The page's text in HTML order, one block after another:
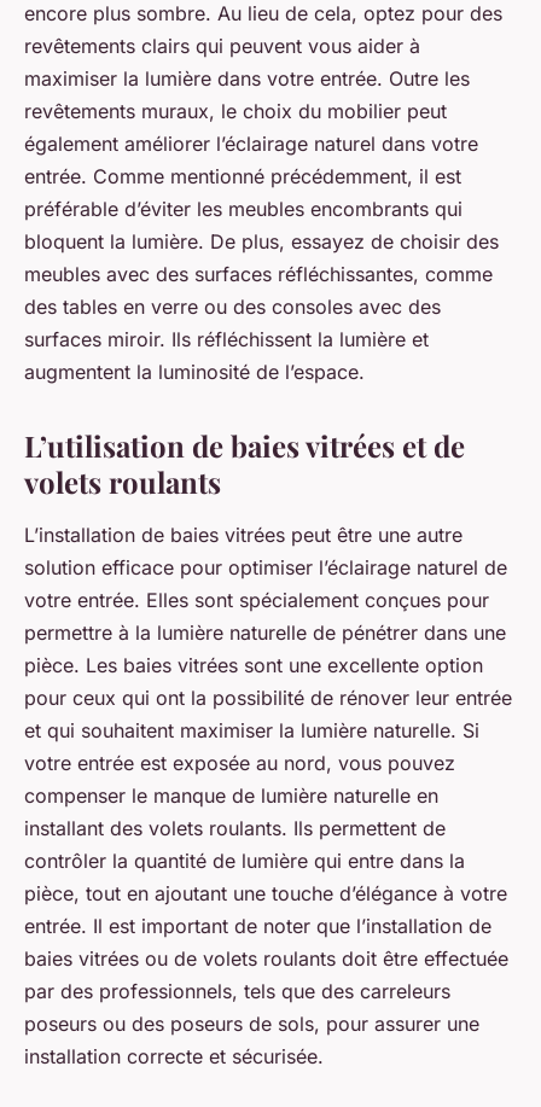
encore plus sombre. Au lieu de cela, optez pour des
revêtements clairs qui peuvent vous aider à
maximiser la lumière dans votre entrée. Outre les
revêtements muraux, le choix du mobilier peut
également améliorer l’éclairage naturel dans votre
entrée. Comme mentionné précédemment, il est
préférable d’éviter les meubles encombrants qui
bloquent la lumière. De plus, essayez de choisir des
meubles avec des surfaces réfléchissantes, comme
des tables en verre ou des consoles avec des
surfaces miroir. Ils réfléchissent la lumière et
augmentent la luminosité de l’espace.
L’utilisation de baies vitrées et de
volets roulants
L’installation de baies vitrées peut être une autre
solution efficace pour optimiser l’éclairage naturel de
votre entrée. Elles sont spécialement conçues pour
permettre à la lumière naturelle de pénétrer dans une
pièce. Les baies vitrées sont une excellente option
pour ceux qui ont la possibilité de rénover leur entrée
et qui souhaitent maximiser la lumière naturelle. Si
votre entrée est exposée au nord, vous pouvez
compenser le manque de lumière naturelle en
installant des volets roulants. Ils permettent de
contrôler la quantité de lumière qui entre dans la
pièce, tout en ajoutant une touche d’élégance à votre
entrée. Il est important de noter que l’installation de
baies vitrées ou de volets roulants doit être effectuée
par des professionnels, tels que des carreleurs
poseurs ou des poseurs de sols, pour assurer une
installation correcte et sécurisée.